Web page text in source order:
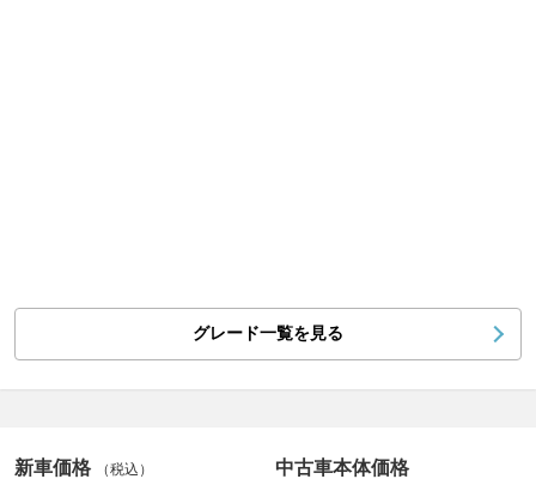
グレード一覧を見る
新車価格 （税込） 中古車本体価格